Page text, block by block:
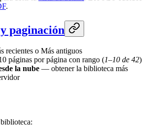
.
paginación
recientes o Más antiguos
páginas por página con rango (1–10 de 42)
la nube — obtener la biblioteca más